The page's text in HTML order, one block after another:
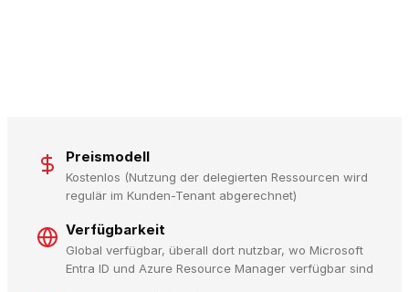
Preismodell
Kostenlos (Nutzung der delegierten Ressourcen wird
regulär im Kunden-Tenant abgerechnet)
Verfügbarkeit
Global verfügbar, überall dort nutzbar, wo Microsoft
Entra ID und Azure Resource Manager verfügbar sind